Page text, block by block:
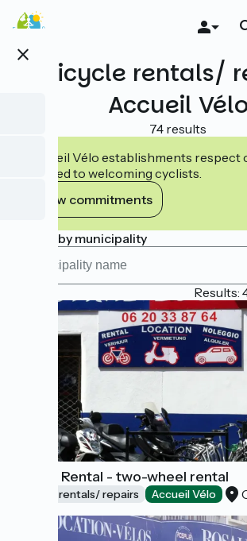
Skip
content
close
Bicycle rentals/
Accueil
74 results
Accueil Vélo establishments
tailored to welcoming cyclists.
View commitments
Search by municipality
Results:
Mistral Rental - two-wheel rental
Bicycle rentals/ repairs Accueil Vélo